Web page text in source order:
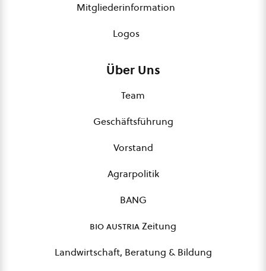
Mitgliederinformation
Logos
Über Uns
Team
Geschäftsführung
Vorstand
Agrarpolitik
BANG
bio austriaZeitung
Landwirtschaft, Beratung & Bildung